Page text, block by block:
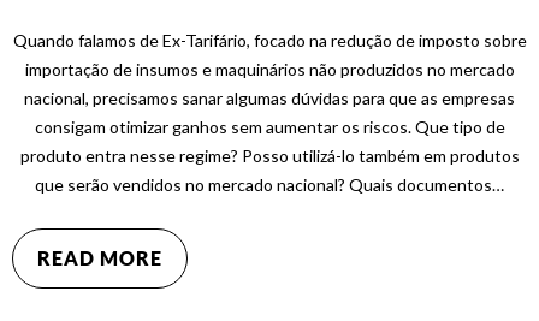
Quando falamos de Ex-Tarifário, focado na redução de imposto sobre
importação de insumos e maquinários não produzidos no mercado
nacional, precisamos sanar algumas dúvidas para que as empresas
consigam otimizar ganhos sem aumentar os riscos. Que tipo de
produto entra nesse regime? Posso utilizá-lo também em produtos
que serão vendidos no mercado nacional? Quais documentos…
READ MORE